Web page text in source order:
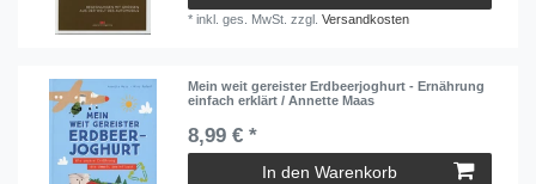
*inkl. ges. MwSt. zzgl.Versandkosten
Mein weit gereister Erdbeerjoghurt - Ernährung
einfach erklärt / Annette Maas
8,99 € *
In den Warenkorb